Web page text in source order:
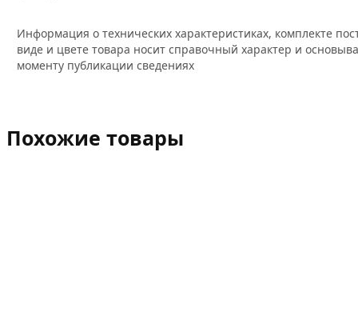
Информация о технических характеристиках, комплекте
виде и цвете товара носит справочный характер и
моменту публикации сведениях
Похожие товары